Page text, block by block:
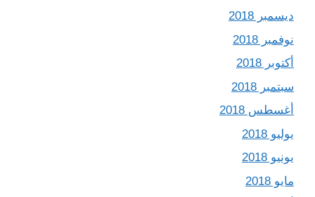
ديسمبر 2018
نوفمبر 2018
أكتوبر 2018
سبتمبر 2018
أغسطس 2018
يوليو 2018
يونيو 2018
مايو 2018